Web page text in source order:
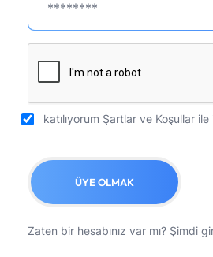
katılıyorum Şartlar ve Koşullar ile
ÜYE OLMAK
Zaten bir hesabınız var mı? Şimdi